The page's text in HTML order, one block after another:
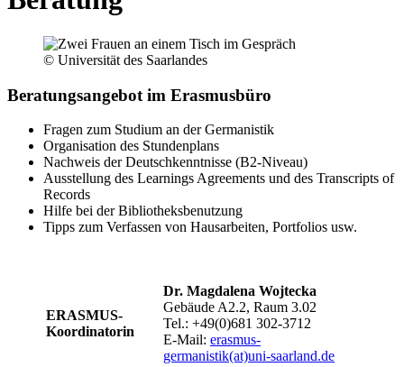
© Universität des Saarlandes
Beratungsangebot im Erasmusbüro
Fragen zum Studium an der Germanistik
Organisation des Stundenplans
Nachweis der Deutschkenntnisse (B2-Niveau)
Ausstellung des Learnings Agreements und des Transcripts of
Records
Hilfe bei der Bibliotheksbenutzung
Tipps zum Verfassen von Hausarbeiten, Portfolios usw.
ERASMUS-
Koordinatorin
Dr. Magdalena Wojtecka
Gebäude A2.2, Raum 3.02
Tel.: +49(0)681 302-3712
E-Mail: erasmus-
germanistik(at)uni-saarland.de